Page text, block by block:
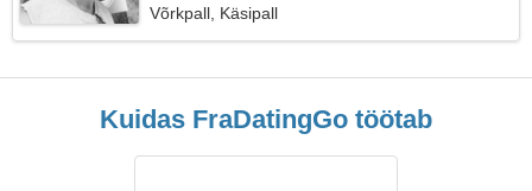
Võrkpall, Käsipall
Kuidas FraDatingGo töötab